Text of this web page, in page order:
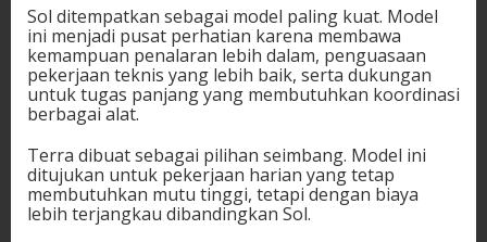
Sol ditempatkan sebagai model paling kuat. Model
ini menjadi pusat perhatian karena membawa
kemampuan penalaran lebih dalam, penguasaan
pekerjaan teknis yang lebih baik, serta dukungan
untuk tugas panjang yang membutuhkan koordinasi
berbagai alat.
Terra dibuat sebagai pilihan seimbang. Model ini
ditujukan untuk pekerjaan harian yang tetap
membutuhkan mutu tinggi, tetapi dengan biaya
lebih terjangkau dibandingkan Sol.